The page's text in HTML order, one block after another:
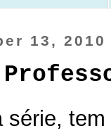
13, 2010
série,